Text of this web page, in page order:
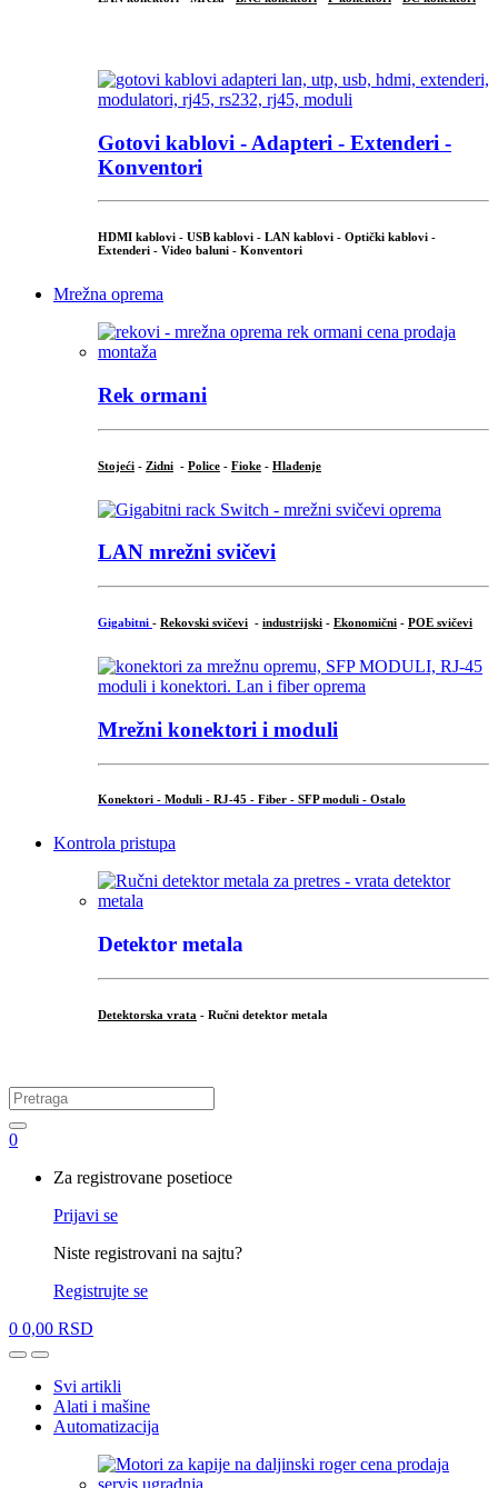
Gotovi kablovi - Adapteri - Extenderi -
Konventori
HDMI kablovi - USB kablovi - LAN kablovi - Optički kablovi -
Extenderi - Video baluni - Konventori
Mrežna oprema
Rek ormani
Stojeći - Zidni - Police - Fioke - Hlađenje
LAN mrežni svičevi
Gigabitni - Rekovski svičevi - industrijski - Ekonomični - POE svičevi
Mrežni konektori i moduli
Konektori - Moduli - RJ-45 - Fiber - SFP moduli - Ostalo
Kontrola pristupa
Detektor metala
Detektorska vrata - Ručni detektor metala
Search
for:
0
Za registrovane posetioce
Prijavi se
Niste registrovani na sajtu?
Registrujte se
0 0,00 RSD
OpenClose
Svi artikli
Alati i mašine
Automatizacija